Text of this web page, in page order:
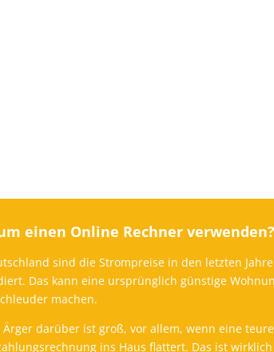
einen Online Rechner verwenden?
sind die Strompreise in den letzten
Das kann eine ursprünglich günstige
machen.
Ärger darüber ist groß, vor allem, wenn eine teure
ins Haus flattert. Das ist